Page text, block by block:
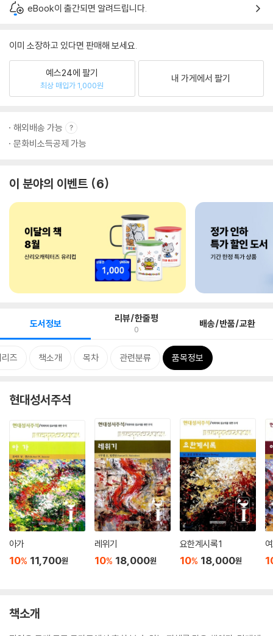
eBook이 출간되면 알려드립니다.
이미 소장하고 있다면 판매해 보세요.
예스24에 팔기
최상 매입가 1,000원
내 가게에서 팔기
해외배송 가능
문화비소득공제 가능
이 분야의 이벤트 6
도서정보 리뷰/한줄평
0 배송/반품/교환
즈 책소개 목차 관련분류 품목정보
현대성서주석
아가
10% 11,700원
레위기
10% 18,000원
요한계시록 1
10% 18,000원
책소개